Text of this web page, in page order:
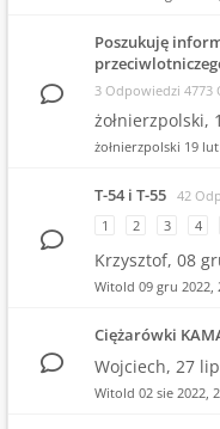
Poszukuję
3 Odpowiedzi 4773
żołnierzpolski,
żołnierzpolski 19
T-54 i T-55 42
1
2 3 4
Krzysztof, 08
Witold 09 gru 2022,
Ciężarówki
Wojciech, 27
Witold 02 sie 2022,